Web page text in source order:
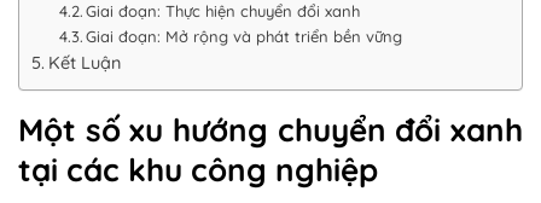
Giai đoạn: Thực hiện chuyển đổi xanh
Giai đoạn: Mở rộng và phát triển bền vững
Kết Luận
Một số xu hướng chuyển đổi xanh
tại các khu công nghiệp